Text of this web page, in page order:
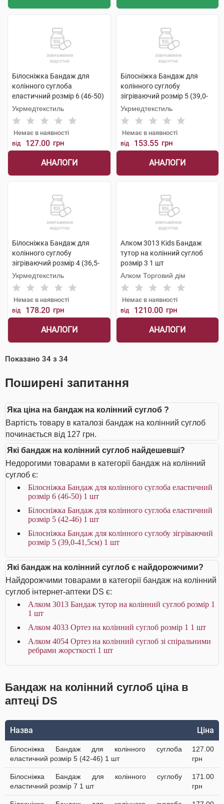
Білосніжка Бандаж для
колінного суглоба
еластичний розмір 6 (46-50)
1 шт
Укрмедтекстиль
Немає в наявності
від 127.00 грн
АНАЛОГИ
Білосніжка Бандаж для
колінного суглобу
зігріваючий розмір 5 (39,0-
41,5см) 1 шт
Укрмедтекстиль
Немає в наявності
від 153.55 грн
АНАЛОГИ
Білосніжка Бандаж для
колінного суглобу
зігріваючий розмір 4 (36,5-
39,0см) 1 шт
Укрмедтекстиль
Немає в наявності
від 178.20 грн
АНАЛОГИ
Алком 3013 Kids Бандаж
тутор на колінний суглоб
розмір 3 1 шт
Алком Торговий дім
Немає в наявності
від 1210.00 грн
АНАЛОГИ
Показано 34 з 34
Поширені запитання
Яка ціна на бандаж на колінний суглоб ?
Вартість товару в каталозі бандаж на колінний суглоб
починається від 127 грн.
Які бандаж на колінний суглоб найдешевші?
Недорогими товарами в категорії бандаж на колінний
суглоб є:
Білосніжка Бандаж для колінного суглоба еластичний
розмір 6 (46-50) 1 шт
Білосніжка Бандаж для колінного суглоба еластичний
розмір 5 (42-46) 1 шт
Білосніжка Бандаж для колінного суглобу зігріваючий
розмір 5 (39,0-41,5см) 1 шт
Які бандаж на колінний суглоб є найдорожчими?
Найдорожчими товарами в категорії бандаж на колінний
суглоб інтернет-аптеки DS є:
Алком 3013 Бандаж тутор на колінний суглоб розмір 1
1 шт
Алком 4033 Ортез на колінний суглоб розмір 1 1 шт
Алком 4054 Ортез на колінний суглоб зі спіральними
ребрами жорсткості 1 шт
Бандаж на колінний суглоб ціна в
аптеці DS
Назва Ціна
Білосніжка Бандаж для колінного суглоба
еластичний розмір 5 (42-46) 1 шт
127.00
грн
Білосніжка Бандаж для колінного суглобу
еластичний розмір 7 1 шт
171.00
грн